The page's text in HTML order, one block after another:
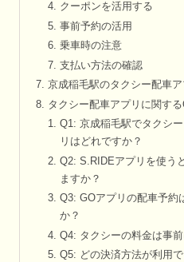
クーポンを活用する
事前予約の活用
乗車時の注意
支払い方法の確認
京成稲毛駅のタクシー配車
タクシー配車アプリに関す
Q1: 京成稲毛駅でタクシ
リはどれですか？
Q2: S.RIDEアプリを使う
ますか？
Q3: GOアプリの配車予約
か？
Q4: タクシーの料金は事
Q5: どの決済方法が利用